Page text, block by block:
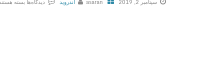
سپتامبر 2, 2019 asaran اندروید
دیدگاه‌هابسته هستند